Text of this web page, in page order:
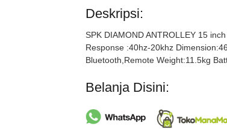
Deskripsi:
SPK DIAMOND ANTROLLEY 15
Response :40hz-20khz
Bluetooth,Remote Weight:11.5kg
Belanja Disini: